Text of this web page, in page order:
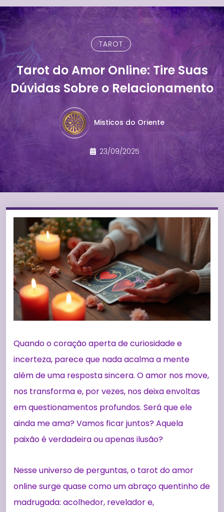
TAROT
Tarot do Amor Online: Tire Suas
Dúvidas Sobre o Relacionamento
Misticos do Oriente
23/09/2025
Quando o coração aperta de curiosidade e
incerteza, parece que nada acalma a mente
além de uma resposta sincera. O amor nos move,
nos transforma e, por vezes, nos deixa envoltas
em questionamentos profundos. Será que ele
ainda me ama? Vamos ficar juntos? Aquela
paixão é verdadeira ou apenas ilusão?
Nesse universo de perguntas, o tarot do amor
online surge quase como um abraço quentinho de
madrugada: acolhedor, revelador e,